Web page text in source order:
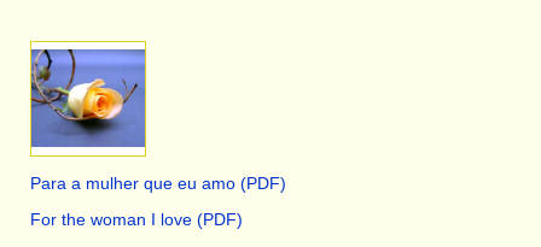
Para a mulher que eu amo (PDF)
For the woman I love (PDF)